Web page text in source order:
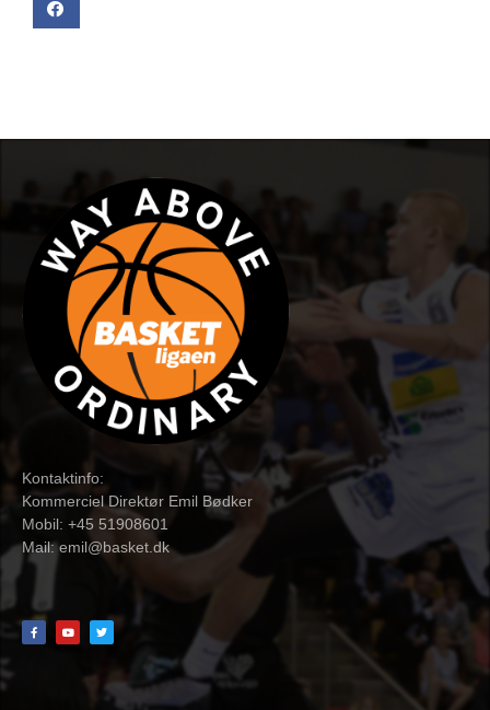
Kontaktinfo:
Kommerciel Direktør Emil Bødker
Mobil: +45 51908601
Mail:emil@basket.dk